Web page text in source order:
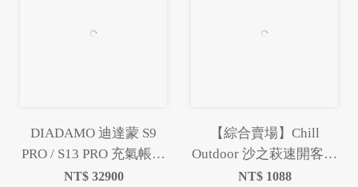
DIADAMO 迪達蒙 S9
PRO / S13 PRO 充氣帳篷
充氣帳 快速帳 速搭帳 充
NT$ 32900
【綜合賣場】Chill
Outdoor 沙之萩速開客廳
帳 客廳帳 天幕 邊布 雙
NT$ 1088